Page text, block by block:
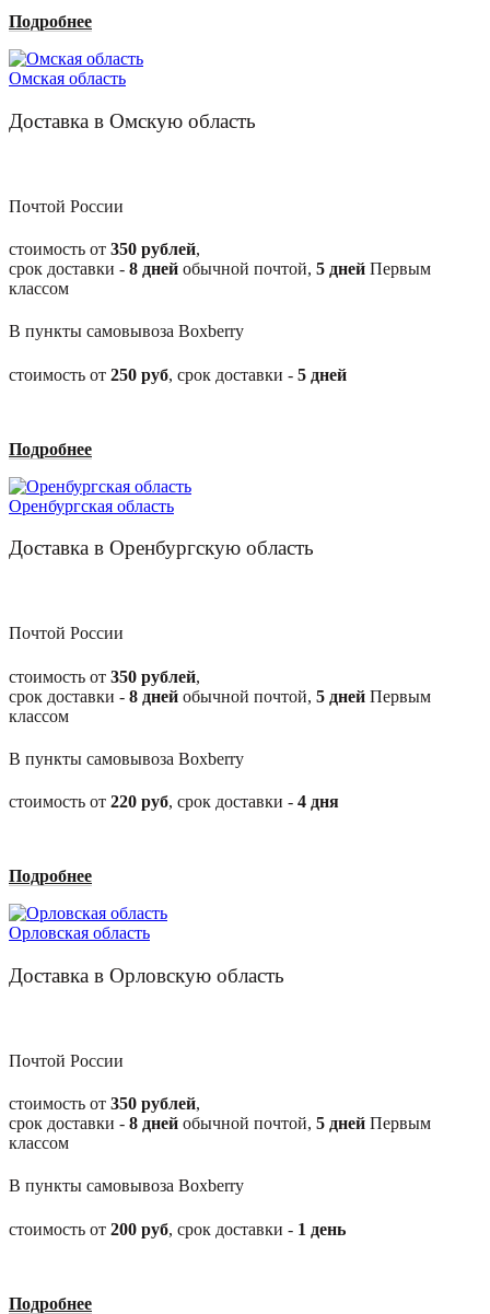
Подробнее
Омская область
Доставка в Омскую область
Почтой России
стоимость от 350 рублей,
срок доставки - 8 дней обычной почтой, 5 дней Первым
классом
В пункты самовывоза Boxberry
стоимость от 250 руб, срок доставки - 5 дней
Подробнее
Оренбургская область
Доставка в Оренбургскую область
Почтой России
стоимость от 350 рублей,
срок доставки - 8 дней обычной почтой, 5 дней Первым
классом
В пункты самовывоза Boxberry
стоимость от 220 руб, срок доставки - 4 дня
Подробнее
Орловская область
Доставка в Орловскую область
Почтой России
стоимость от 350 рублей,
срок доставки - 8 дней обычной почтой, 5 дней Первым
классом
В пункты самовывоза Boxberry
стоимость от 200 руб, срок доставки - 1 день
Подробнее